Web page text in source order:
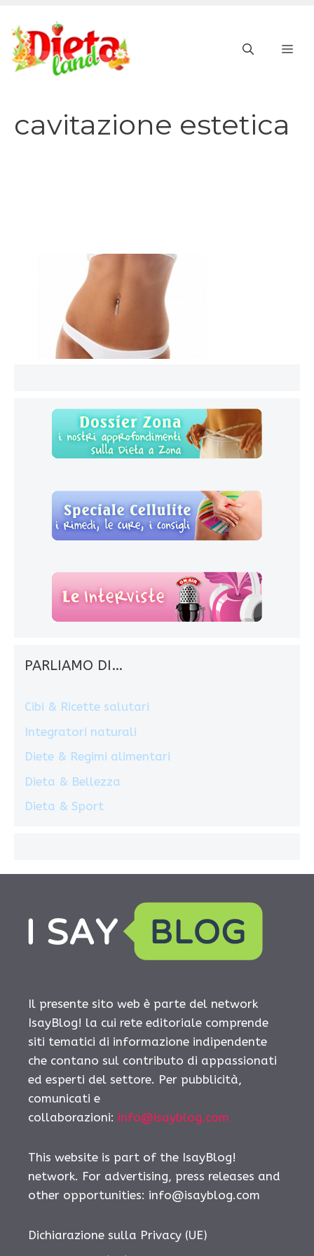
contenuto
cavitazione estetica
PARLIAMO DI…
Cibi & Ricette salutari
Integratori naturali
Diete & Regimi alimentari
Dieta & Bellezza
Dieta & Sport
Il presente sito web è parte del network
IsayBlog! la cui rete editoriale comprende
siti tematici di informazione indipendente
che contano sul contributo di appassionati
ed esperti del settore. Per pubblicità,
comunicati e
collaborazioni: info@isayblog.com
This website is part of the IsayBlog!
network. For advertising, press releases and
other opportunities: info@isayblog.com
Dichiarazione sulla Privacy (UE)